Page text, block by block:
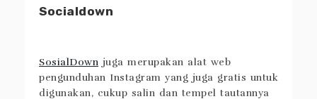
SosialDown juga merupakan alat web